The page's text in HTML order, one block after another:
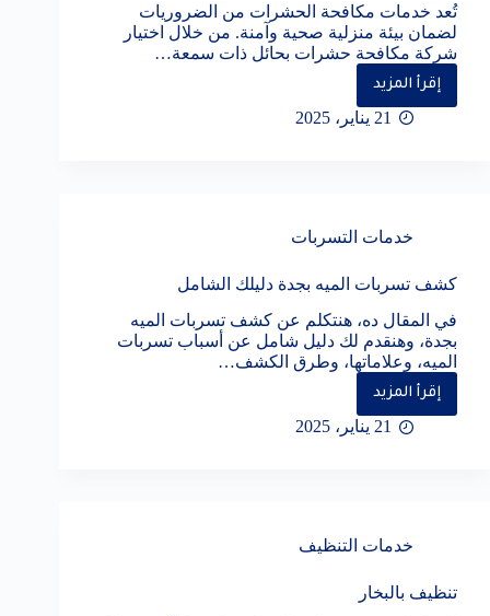
تُعد خدمات مكافحة الحشرات من الضروريات
لضمان بيئة منزلية صحية وآمنة. من خلال اختيار
شركة مكافحة حشرات بحائل ذات سمعة…
إقرأ المزيد
شركة
مكافحة
21 يناير، 2025
خدمات التسربات
كشف تسربات الميه بجدة دليلك الشامل
في المقال ده، هنتكلم عن كشف تسربات الميه
بجدة، وهنقدم لك دليل شامل عن أسباب تسربات
الميه، وعلاماتها، وطرق الكشف…
إقرأ المزيد
كشف
تسربات
21 يناير، 2025
خدمات التنظيف
تنظيف بالبخار